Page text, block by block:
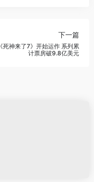
下一篇
《死神来了7》开始运作 系列累
计票房破9.8亿美元